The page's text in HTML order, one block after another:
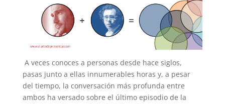
A veces conoces a personas desde hace siglos,
pasas junto a ellas innumerables horas y, a pesar
del tiempo, la conversación más profunda entre
ambos ha versado sobre el último episodio de la